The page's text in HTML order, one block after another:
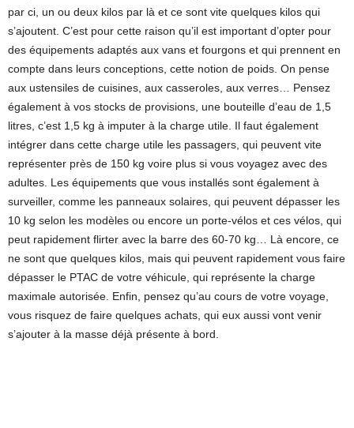
par ci, un ou deux kilos par là et ce sont vite quelques kilos qui
s’ajoutent. C’est pour cette raison qu’il est important d’opter pour
des équipements adaptés aux vans et fourgons et qui prennent en
compte dans leurs conceptions, cette notion de poids. On pense
aux ustensiles de cuisines, aux casseroles, aux verres… Pensez
également à vos stocks de provisions, une bouteille d’eau de 1,5
litres, c’est 1,5 kg à imputer à la charge utile. Il faut également
intégrer dans cette charge utile les passagers, qui peuvent vite
représenter près de 150 kg voire plus si vous voyagez avec des
adultes. Les équipements que vous installés sont également à
surveiller, comme les panneaux solaires, qui peuvent dépasser les
10 kg selon les modèles ou encore un porte-vélos et ces vélos, qui
peut rapidement flirter avec la barre des 60-70 kg… Là encore, ce
ne sont que quelques kilos, mais qui peuvent rapidement vous faire
dépasser le PTAC de votre véhicule, qui représente la charge
maximale autorisée. Enfin, pensez qu’au cours de votre voyage,
vous risquez de faire quelques achats, qui eux aussi vont venir
s’ajouter à la masse déjà présente à bord.